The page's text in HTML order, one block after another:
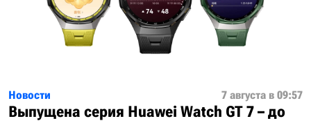
Новости 7 августа в 09:57
Выпущена серия Huawei Watch GT 7 – до